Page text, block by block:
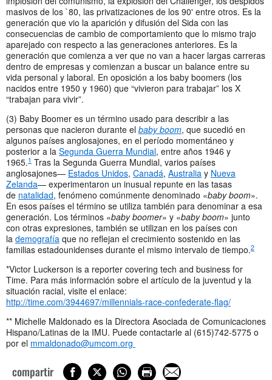
masivos de los `80, las privatizaciones de los 90' entre otros. Es la
generación que vio la aparición y difusión del Sida con las
consecuencias de cambio de comportamiento que lo mismo trajo
aparejado con respecto a las generaciones anteriores. Es la
generación que comienza a ver que no van a hacer largas carreras
dentro de empresas y comienzan a buscar un balance entre su
vida personal y laboral. En oposición a los baby boomers (los
nacidos entre 1950 y 1960) que “vivieron para trabajar” los X
“trabajan para vivir”.
(3) Baby Boomer es un término usado para describir a las
personas que nacieron durante el baby boom, que sucedió en
algunos países anglosajones, en el período momentáneo y
posterior a la Segunda Guerra Mundial, entre años 1946 y
1965.1 Tras la Segunda Guerra Mundial, varios países
anglosajones— Estados Unidos, Canadá, Australia y Nueva
Zelanda— experimentaron un inusual repunte en las tasas
de natalidad, fenómeno comúnmente denominado «baby boom».
En esos países el término se utiliza también para denominar a esa
generación. Los términos «baby boomer» y «baby boom» junto
con otras expresiones, también se utilizan en los países con
la demografía que no reflejan el crecimiento sostenido en las
familias estadounidenses durante el mismo intervalo de tiempo.2
*Victor Luckerson is a reporter covering tech and business for
Time. Para más información sobre el artículo de la juventud y la
situación racial, visite el enlace:
http://time.com/3944697/millennials-race-confederate-flag/
** Michelle Maldonado es la Directora Asociada de Comunicaciones
Hispano/Latinas de la IMU. Puede contactarle al (615)742-5775 o
por el mmaldonado@umcom.org
compartir